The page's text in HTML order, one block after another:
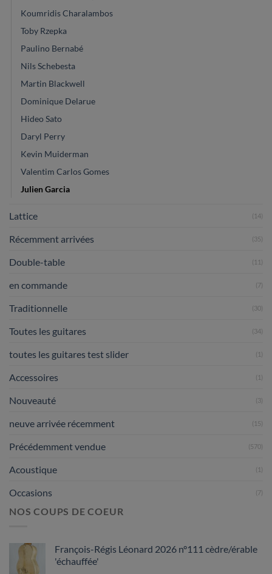
Koumridis Charalambos
Toby Rzepka
Paulino Bernabé
Nils Schebesta
Martin Blackwell
Dominique Delarue
Hideo Sato
Daryl Perry
Kevin Muiderman
Valentim Carlos Gomes
Julien Garcia
Lattice (14)
Récemment arrivées (35)
Double-table (11)
en commande (7)
Traditionnelle (30)
Toutes les guitares (34)
toutes les guitares test slider (1)
Accessoires (1)
Nouveauté (3)
neuve arrivée récemment (15)
Précédemment vendue (570)
Acoustique (1)
Occasions (7)
NOS COUPS DE COEUR
François-Régis Léonard 2026 n°111 cèdre/érable
'échauffée'